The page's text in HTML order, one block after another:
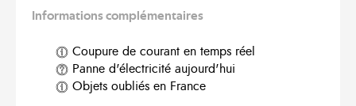
Informations complémentaires
Coupure de courant en temps réel
Panne d'électricité aujourd'hui
Objets oubliés en France